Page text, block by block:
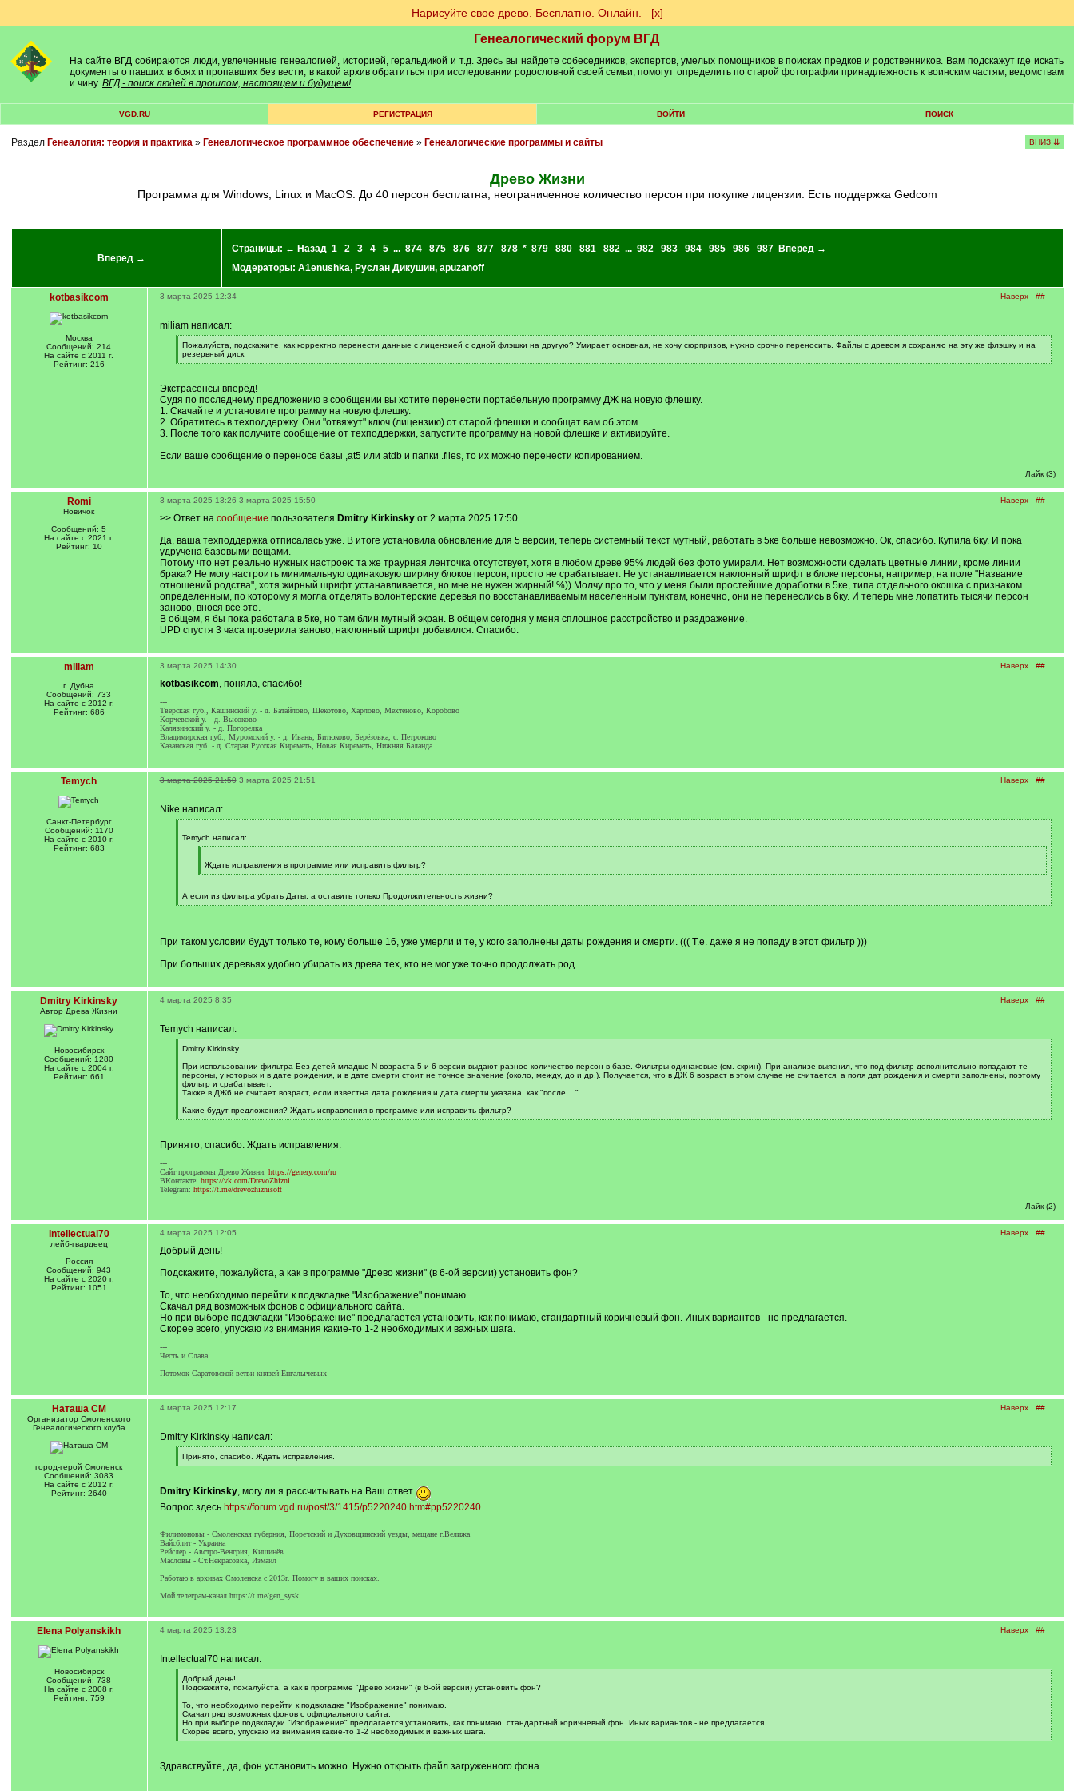
Нарисуйте свое древо. Бесплатно. Онлайн. [х]
Генеалогический форум ВГД
На сайте ВГД собираются люди, увлеченные генеалогией, историей, геральдикой и т.д. Здесь вы найдете собеседников, экспертов, умелых помощников в поисках предков и родственников. Вам подскажут где искать
документы о павших в боях и пропавших без вести, в какой архив обратиться при исследовании родословной своей семьи, помогут определить по старой фотографии принадлежность к воинским частям, ведомствам
и чину. ВГД - поиск людей в прошлом, настоящем и будущем!
VGD.RU РЕГИСТРАЦИЯ ВОЙТИ ПОИСК
Раздел Генеалогия: теория и практика» Генеалогическое программное обеспечение» Генеалогические программы и сайты ВНИЗ ⇊
Древо Жизни
Программа для Windows, Linux и MacOS. До 40 персон бесплатна, неограниченное количество персон при покупке лицензии. Есть поддержка Gedcom
Вперед →
Страницы: ← Назад 1 2 3 4 5 ... 874 875 876 877 878 * 879 880 881 882 ... 982 983 984 985 986 987
Вперед →
Модераторы: A1enushka, Руслан Дикушин, apuzanoff
kotbasikcom
Москва
Сообщений: 214
На сайте с 2011 г.
Рейтинг: 216
Наверх ##
3 марта 2025 12:34
miliam написал:
[
q
]
Пожалуйста, подскажите, как корректно перенести данные с лицензией с одной флэшки на другую? Умирает основная, не хочу сюрпризов, нужно срочно переносить. Файлы с древом я сохраняю на эту же флэшку и на
резервный диск.
[
]
Экстрасенсы вперёд!
Судя по последнему предложению в сообщении вы хотите перенести портабельную программу ДЖ на новую флешку.
1. Скачайте и установите программу на новую флешку.
2. Обратитесь в техподдержку. Они "отвяжут" ключ (лицензию) от старой флешки и сообщат вам об этом.
3. После того как получите сообщение от техподдержки, запустите программу на новой флешке и активируйте.
Если ваше сообщение о переносе базы ,at5 или atdb и папки .files, то их можно перенести копированием.
Лайк (3)
Romi
Новичок
Сообщений: 5
На сайте с 2021 г.
Рейтинг: 10
Наверх ##
3 марта 2025 13:26 3 марта 2025 15:50
>> Ответ на сообщение пользователя Dmitry Kirkinskyот 2 марта 2025 17:50
Да, ваша техподдержка отписалась уже. В итоге установила обновление для 5 версии, теперь системный текст мутный, работать в 5ке больше невозможно. Ок, спасибо. Купила 6ку. И пока
удручена базовыми вещами.
Потому что нет реально нужных настроек: та же траурная ленточка отсутствует, хотя в любом древе 95% людей без фото умирали. Нет возможности сделать цветные линии, кроме линии
брака? Не могу настроить минимальную одинаковую ширину блоков персон, просто не срабатывает. Не устанавливается наклонный шрифт в блоке персоны, например, на поле "Название
отношений родства", хотя жирный шрифт устанавливается, но мне не нужен жирный! %)) Молчу про то, что у меня были простейшие доработки в 5ке, типа отдельного окошка с признаком
определенным, по которому я могла отделять волонтерские деревья по восстанавливаемым населенным пунктам, конечно, они не перенеслись в 6ку. И теперь мне лопатить тысячи персон
заново, внося все это.
В общем, я бы пока работала в 5ке, но там блин мутный экран. В общем сегодня у меня сплошное расстройство и раздражение.
UPD спустя 3 часа проверила заново, наклонный шрифт добавился. Спасибо.
miliam
г. Дубна
Сообщений: 733
На сайте с 2012 г.
Рейтинг: 686
Наверх ##
3 марта 2025 14:30
kotbasikcom, поняла, спасибо!
---
Тверская губ., Кашинский у. - д. Батайлово, Щёкотово, Харлово, Мехтеново, Коробово
Корчевской у. - д. Высоково
Калязинский у. - д. Погорелка
Владимирская губ., Муромский у. - д. Ивань, Битюково, Берёзовка, с. Петроково
Казанская губ. - д. Старая Русская Киреметь, Новая Киреметь, Нижняя Баланда
Temych
Санкт-Петербург
Сообщений: 1170
На сайте с 2010 г.
Рейтинг: 683
Наверх ##
3 марта 2025 21:50 3 марта 2025 21:51
Nike написал:
q
Temych написал:
q
]
Ждать исправления в программе или исправить фильтр?
[
]
А если из фильтра убрать Даты, а оставить только Продолжительность жизни?
[
При таком условии будут только те, кому больше 16, уже умерли и те, у кого заполнены даты рождения и смерти. ((( Т.е. даже я не попаду в этот фильтр )))
При больших деревьях удобно убирать из древа тех, кто не мог уже точно продолжать род.
Dmitry Kirkinsky
Автор Древа Жизни
Новосибирск
Сообщений: 1280
На сайте с 2004 г.
Рейтинг: 661
Наверх ##
4 марта 2025 8:35
Temych написал:
[
]
Dmitry Kirkinsky
При использовании фильтра Без детей младше N-возраста 5 и 6 версии выдают разное количество персон в базе. Фильтры одинаковые (см. скрин). При анализе выяснил, что под фильтр дополнительно попадают те
персоны, у которых и в дате рождения, и в дате смерти стоит не точное значение (около, между, до и др.). Получается, что в ДЖ 6 возраст в этом случае не считается, а поля дат рождения и смерти заполнены, поэтому
фильтр и срабатывает.
Также в ДЖ6 не считает возраст, если известна дата рождения и дата смерти указана, как "после ...".
Какие будут предложения? Ждать исправления в программе или исправить фильтр?
[
]
Принято, спасибо. Ждать исправления.
---
Сайт программы Древо Жизни: https://genery.com/ru
ВКонтакте: https://vk.com/DrevoZhizni
Telegram: https://t.me/drevozhiznisoft
Лайк (2)
Intellectual70
лейб-гвардеец
Россия
Сообщений: 943
На сайте с 2020 г.
Рейтинг: 1051
Наверх ##
4 марта 2025 12:05
Добрый день!
Подскажите, пожалуйста, а как в программе "Древо жизни" (в 6-ой версии) установить фон?
То, что необходимо перейти к подвкладке "Изображение" понимаю.
Скачал ряд возможных фонов с официального сайта.
Но при выборе подвкладки "Изображение" предлагается установить, как понимаю, стандартный коричневый фон. Иных вариантов - не предлагается.
Скорее всего, упускаю из внимания какие-то 1-2 необходимых и важных шага.
---
Честь и Слава
Потомок Саратовской ветви князей Енгалычевых
Наташа СМ
Организатор Смоленского
Генеалогического клуба
город-герой Смоленск
Сообщений: 3083
На сайте с 2012 г.
Рейтинг: 2640
Наверх ##
4 марта 2025 12:17
Dmitry Kirkinsky написал:
[
q
Принято, спасибо. Ждать исправления.
[
]
Dmitry Kirkinsky, могу ли я рассчитывать на Ваш ответ
Вопрос здесь https://forum.vgd.ru/post/3/1415/p5220240.htm#pp5220240
---
Филимоновы - Смоленская губерния, Поречский и Духовщинский уезды, мещане г.Велижа
Вайсблит - Украина
Рейслер - Австро-Венгрия, Кишинёв
Масловы - Ст.Некрасовка, Измаил
----
Работаю в архивах Смоленска с 2013г. Помогу в ваших поисках.
Мой телеграм-канал https://t.me/gen_sysk
Elena Polyanskikh
Новосибирск
Сообщений: 738
На сайте с 2008 г.
Рейтинг: 759
Наверх ##
4 марта 2025 13:23
Intellectual70 написал:
[
q
Добрый день!
Подскажите, пожалуйста, а как в программе "Древо жизни" (в 6-ой версии) установить фон?
То, что необходимо перейти к подвкладке "Изображение" понимаю.
Скачал ряд возможных фонов с официального сайта.
Но при выборе подвкладки "Изображение" предлагается установить, как понимаю, стандартный коричневый фон. Иных вариантов - не предлагается.
Скорее всего, упускаю из внимания какие-то 1-2 необходимых и важных шага.
[
]
Здравствуйте, да, фон установить можно. Нужно открыть файл загруженного фона.